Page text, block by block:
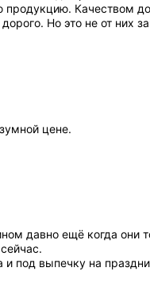
продукцию. Качеством
Но это не от них
цене.
давно ещё когда они
и под выпечку на